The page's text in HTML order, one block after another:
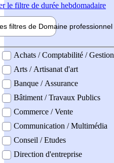
le filtre de durée hebdomadaire
filtres de Domaine professionnel
professionel
Achats / Comptabilité / Gestion
Arts / Artisanat d'art
Banque / Assurance
Bâtiment / Travaux Publics
Commerce / Vente
Communication / Multimédia
Conseil / Etudes
Direction d'entreprise